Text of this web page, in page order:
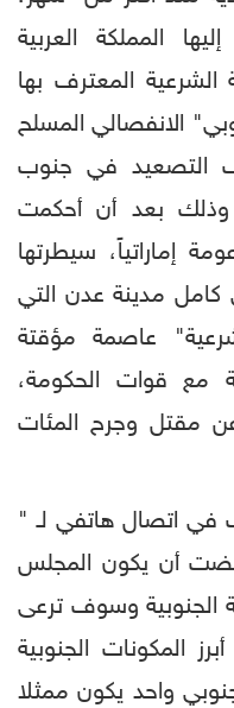
المملكة العربية
الشرعية المعترف بها
الانفصالي المسلح
التصعيد في جنوب
وذلك بعد أن أحكمت
إماراتياً، سيطرتها
كامل مدينة عدن التي
عاصمة مؤقتة
مع قوات الحكومة،
مقتل وجرح المئات
في اتصال هاتفي لـ "
أن يكون المجلس
الجنوبية وسوف ترعى
المكونات الجنوبية
واحد يكون ممثلا